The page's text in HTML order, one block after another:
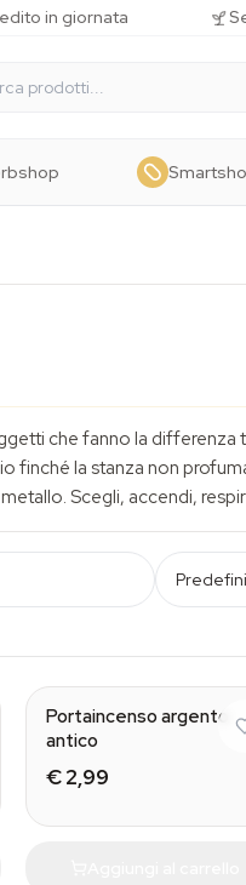
in giornata
che fanno la differenza
finché la stanza non
Scegli, accendi,
Portaincenso argento
antico
€ 2,99